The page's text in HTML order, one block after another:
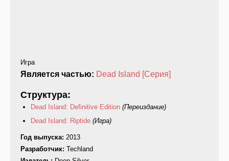
Игра
Является частью: Dead Island [Серия]
Структура:
Dead Island: Definitive Edition (Переиздание)
Dead Island: Riptide (Игра)
Год выпуска: 2013
Разработчик: Techland